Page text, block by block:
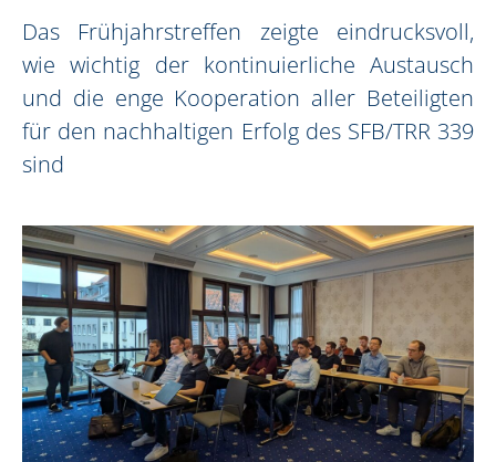
Das Frühjahrstreffen zeigte eindrucksvoll,
wie wichtig der kontinuierliche Austausch
und die enge Kooperation aller Beteiligten
für den nachhaltigen Erfolg des SFB/TRR 339
sind